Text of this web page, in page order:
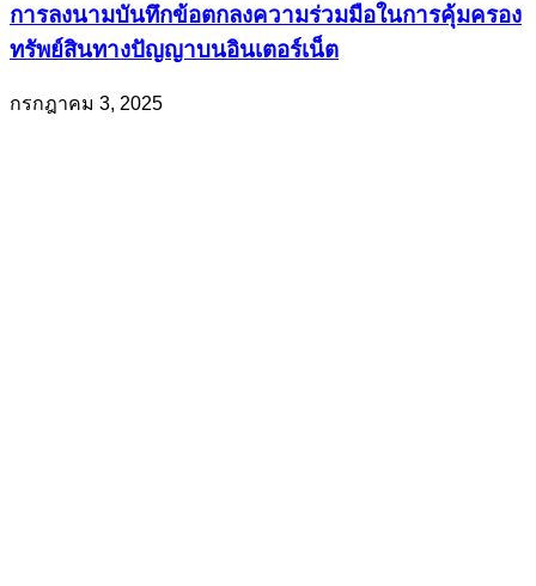
การลงนามบันทึกข้อตกลงความร่วมมือในการคุ้มครอง
ทรัพย์สินทางปัญญาบนอินเตอร์เน็ต
กรกฎาคม 3, 2025